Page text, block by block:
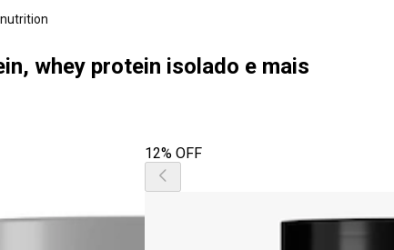
whey protein isolado e mais
12% OFF